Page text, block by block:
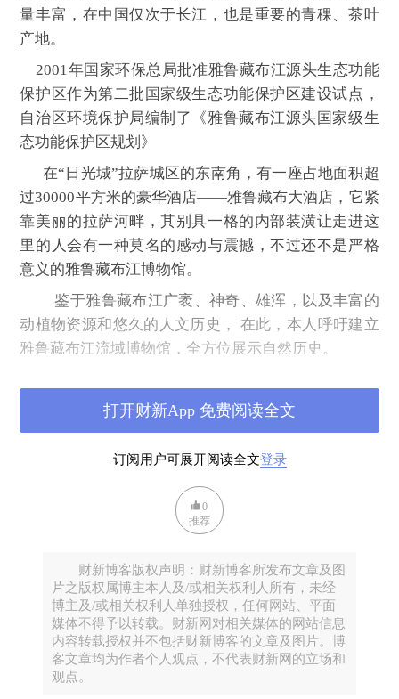
量丰富，在中国仅次于长江，也是重要的青稞、茶叶
产地。
2001年国家环保总局批准雅鲁藏布江源头生态功能
保护区作为第二批国家级生态功能保护区建设试点，
自治区环境保护局编制了《雅鲁藏布江源头国家级生
态功能保护区规划》
在“日光城”拉萨城区的东南角，有一座占地面积超
过30000平方米的豪华酒店——雅鲁藏布大酒店，它紧
靠美丽的拉萨河畔，其别具一格的内部装潢让走进这
里的人会有一种莫名的感动与震撼，不过还不是严格
意义的雅鲁藏布江博物馆。
鉴于雅鲁藏布江广袤、神奇、雄浑，以及丰富的
动植物资源和悠久的人文历史， 在此，本人呼吁建立
雅鲁藏布江流域博物馆，全方位展示自然历史。
二、资金来源：1、政府 2、喜马拉雅等媒体支持。
3、社会各界。
三、文物展品来源：1、政府征集、社会各界。3、鳇
以其灿烂的历史文化和丰富的史料物证，讲好“雅鲁藏
和形象地位，为物质文明、政治文明、精神文明、生
态文明建设服务，为建设社会主义文化强国作出重要
贡献。
倡议者：
订阅用户可展开阅读全文登录
打开财新App 免费阅读全文
0
推荐
财新博客版权声明：财新博客所发布文章及图
片之版权属博主本人及/或相关权利人所有，未经
博主及/或相关权利人单独授权，任何网站、平面
媒体不得予以转载。财新网对相关媒体的网站信息
内容转载授权并不包括财新博客的文章及图片。博
客文章均为作者个人观点，不代表财新网的立场和
观点。